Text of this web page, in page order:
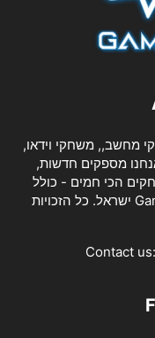
מחשב,, משחקי וידאו,
מספקים חדשות,
הכי חמים - כולל
משחקים ישראלים.©2026 GamersPack ישראל. כל הזכויות
Contact us: